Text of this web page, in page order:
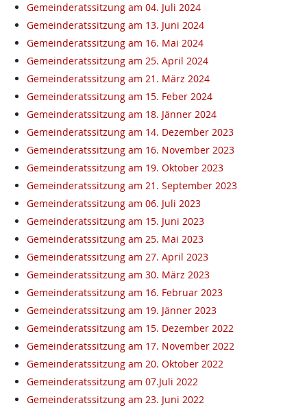
Gemeinderatssitzung am 04. Juli 2024
Gemeinderatssitzung am 13. Juni 2024
Gemeinderatssitzung am 16. Mai 2024
Gemeinderatssitzung am 25. April 2024
Gemeinderatssitzung am 21. März 2024
Gemeinderatssitzung am 15. Feber 2024
Gemeinderatssitzung am 18. Jänner 2024
Gemeinderatssitzung am 14. Dezember 2023
Gemeinderatssitzung am 16. November 2023
Gemeinderatssitzung am 19. Oktober 2023
Gemeinderatssitzung am 21. September 2023
Gemeinderatssitzung am 06. Juli 2023
Gemeinderatssitzung am 15. Juni 2023
Gemeinderatssitzung am 25. Mai 2023
Gemeinderatssitzung am 27. April 2023
Gemeinderatssitzung am 30. März 2023
Gemeinderatssitzung am 16. Februar 2023
Gemeinderatssitzung am 19. Jänner 2023
Gemeinderatssitzung am 15. Dezember 2022
Gemeinderatssitzung am 17. November 2022
Gemeinderatssitzung am 20. Oktober 2022
Gemeinderatssitzung am 07.Juli 2022
Gemeinderatssitzung am 23. Juni 2022